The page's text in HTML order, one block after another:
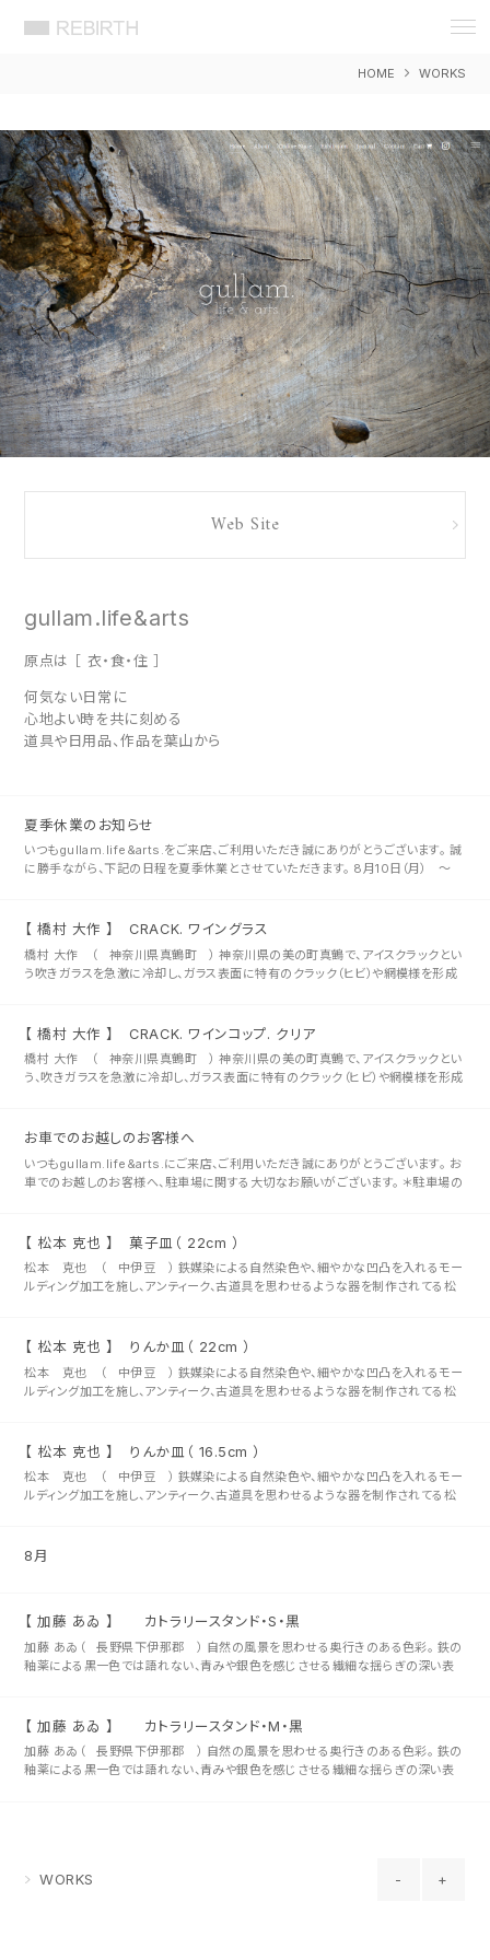
HOME WORKS
Web Site
gullam.life&arts
原点は ［ 衣・食・住 ］
何気ない日常に
心地よい時を共に刻める
道具や日用品、作品を葉山から
夏季休業のお知らせ
いつもgullam.life&arts.をご来店、ご利用いただき誠にありがとうございます。 誠
に勝手ながら、下記の日程を夏季休業とさせていただきます。 8月10日（月） 〜
【 橋村 大作 】 CRACK. ワイングラス
橋村 大作 （ 神奈川県真鶴町 ） 神奈川県の美の町真鶴で、アイスクラックとい
う吹きガラスを急激に冷却し、ガラス表面に特有のクラック（ヒビ）や網模様を形成
【 橋村 大作 】 CRACK. ワインコップ. クリア
橋村 大作 （ 神奈川県真鶴町 ） 神奈川県の美の町真鶴で、アイスクラックとい
う、吹きガラスを急激に冷却し、ガラス表面に特有のクラック（ヒビ）や網模様を形成
お車でのお越しのお客様へ
いつもgullam.life&arts.にご来店、ご利用いただき誠にありがとうございます。 お
車でのお越しのお客様へ、駐車場に関する大切なお願いがございます。 ＊駐車場の
【 松本 克也 】 菓子皿（ 22cm ）
松本 克也 （ 中伊豆 ） 鉄媒染による自然染色や、細やかな凹凸を入れるモー
ルディング加工を施し、アンティーク、古道具を思わせるような器を制作されてる松
【 松本 克也 】 りんか皿（ 22cm ）
松本 克也 （ 中伊豆 ） 鉄媒染による自然染色や、細やかな凹凸を入れるモー
ルディング加工を施し、アンティーク、古道具を思わせるような器を制作されてる松
【 松本 克也 】 りんか皿（ 16.5cm ）
松本 克也 （ 中伊豆 ） 鉄媒染による自然染色や、細やかな凹凸を入れるモー
ルディング加工を施し、アンティーク、古道具を思わせるような器を制作されてる松
8月
【 加藤 あゐ 】 カトラリースタンド・S・黒
加藤 あゐ（ 長野県下伊那郡 ） 自然の風景を思わせる奥行きのある色彩。 鉄の
釉薬による黒一色では語れない、青みや銀色を感じさせる繊細な揺らぎの深い表
【 加藤 あゐ 】 カトラリースタンド・M・黒
加藤 あゐ（ 長野県下伊那郡 ） 自然の風景を思わせる奥行きのある色彩。 鉄の
釉薬による黒一色では語れない、青みや銀色を感じさせる繊細な揺らぎの深い表
WORKS - +